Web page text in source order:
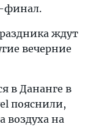
финал.
ждут
вечерние
в Дананге в
пояснили,
воздуха на